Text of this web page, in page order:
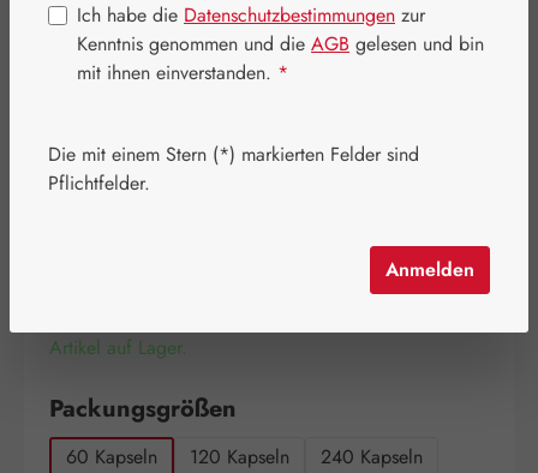
(682,76 € / 1 Kilogramm)
Artikel auf Lager.
Packungsgrößen
60 Kapseln 120 Kapseln
240 Kapseln
Ich habe die Datenschutzbestimmungen zur
Kenntnis genommen und die AGB gelesen und bin
mit ihnen einverstanden. *
Die mit einem Stern (*) markierten Felder sind
Pflichtfelder.
Anmelden